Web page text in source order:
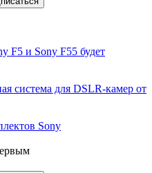
F5 и Sony F55 будет
система для DSLR-камер от
Sony